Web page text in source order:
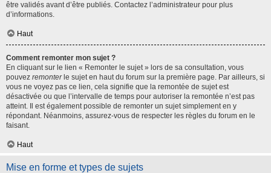
être validés avant d’être publiés. Contactez l’administrateur pour plus
d’informations.
Haut
Comment remonter mon sujet ?
En cliquant sur le lien « Remonter le sujet » lors de sa consultation, vous
pouvez remonterle sujet en haut du forum sur la première page. Par ailleurs, si
vous ne voyez pas ce lien, cela signifie que la remontée de sujet est
désactivée ou que l’intervalle de temps pour autoriser la remontée n’est pas
atteint. Il est également possible de remonter un sujet simplement en y
répondant. Néanmoins, assurez-vous de respecter les règles du forum en le
faisant.
Haut
Mise en forme et types de sujets